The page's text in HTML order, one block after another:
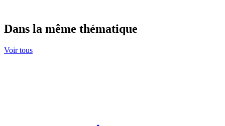
Dans la même thématique
Voir tous